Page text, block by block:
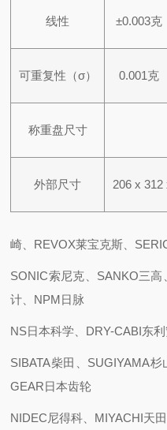
线性 ±0.003克
可重复性（σ） 0.001克
称重盘尺寸
外部尺寸 206 x 312
崎、REVOX莱宝克斯、
SONIC索尼克、SANKO三
计、NPM日脉
NS日本科学、DRY-CABI东
SIBATA柴田、SUGIYAMA
GEAR日本齿轮
NIDEC尼得科、MIYACHI天